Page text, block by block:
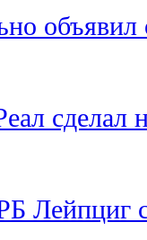
объявил
сделал
РБ